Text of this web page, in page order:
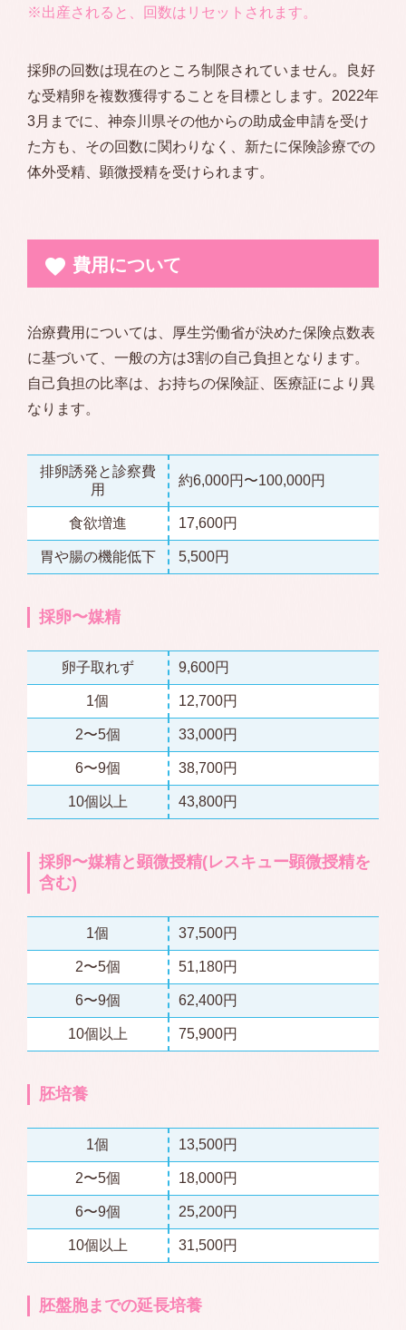
※出産されると、回数はリセットされます。
採卵の回数は現在のところ制限されていません。良好
な受精卵を複数獲得することを目標とします。2022年
3月までに、神奈川県その他からの助成金申請を受け
た方も、その回数に関わりなく、新たに保険診療での
体外受精、顕微授精を受けられます。
費用について
治療費用については、厚生労働省が決めた保険点数表
に基づいて、一般の方は3割の自己負担となります。
自己負担の比率は、お持ちの保険証、医療証により異
なります。
排卵誘発と診察費
用
約6,000円〜100,000円
食欲増進 17,600円
胃や腸の機能低下 5,500円
採卵〜媒精
卵子取れず 9,600円
1個 12,700円
2〜5個 33,000円
6〜9個 38,700円
10個以上 43,800円
採卵〜媒精と顕微授精(レスキュー顕微授精を
含む)
1個 37,500円
2〜5個 51,180円
6〜9個 62,400円
10個以上 75,900円
胚培養
1個 13,500円
2〜5個 18,000円
6〜9個 25,200円
10個以上 31,500円
胚盤胞までの延長培養